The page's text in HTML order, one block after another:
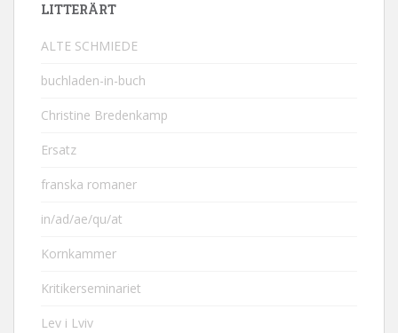
LITTERÄRT
ALTE SCHMIEDE
buchladen-in-buch
Christine Bredenkamp
Ersatz
franska romaner
in/ad/ae/qu/at
Kornkammer
Kritikerseminariet
Lev i Lviv